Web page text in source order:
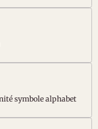
tableau personnel Le A majuscule ou l'éternité symbole alphabet